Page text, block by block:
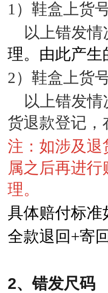
1）鞋盒上货
以上错发
理。由此产生
2）鞋盒上货
以上错发
货退款登记
注：如涉及退
属之后再进
理。
具体赔付标
全款退回+寄
2、错发尺码